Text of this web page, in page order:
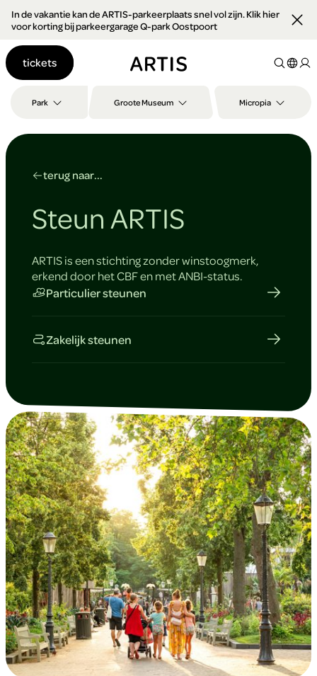
Ga naar
content
Ga
naar
zoeken
naar
In de vakantie kan de ARTIS-parkeerplaats snel vol zijn. Klik hier
voor korting bij parkeergarage Q-park Oostpoort
Park Groote Museum Micropia
tickets
terug naar...
Steun ARTIS
ARTIS is een stichting zonder winstoogmerk,
erkend door het CBF en met ANBI-status.
Particulier steunen
Zakelijk steunen